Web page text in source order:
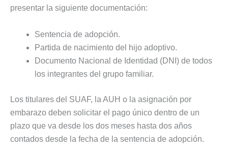
presentar la siguiente documentación:
Sentencia de adopción.
Partida de nacimiento del hijo adoptivo.
Documento Nacional de Identidad (DNI) de todos
los integrantes del grupo familiar.
Los titulares del SUAF, la AUH o la asignación por
embarazo deben solicitar el pago único dentro de un
plazo que va desde los dos meses hasta dos años
contados desde la fecha de la sentencia de adopción.